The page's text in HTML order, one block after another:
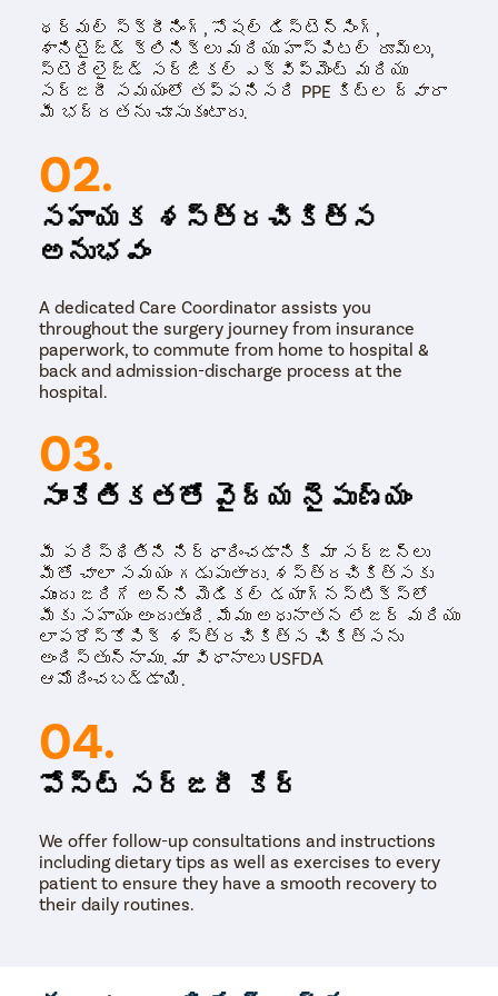
థర్మల్ స్క్రీనింగ్, సోషల్ డిస్టెన్సింగ్,
శానిటైజ్డ్ క్లినిక్‌లు మరియు హాస్పిటల్ రూమ్‌లు,
స్టెరిలైజ్డ్ సర్జికల్ ఎక్విప్‌మెంట్ మరియు
సర్జరీ సమయంలో తప్పనిసరి PPE కిట్‌ల ద్వారా
మీ భద్రతను చూసుకుంటారు.
02.
సహాయక శస్త్రచికిత్స
అనుభవం
A dedicated Care Coordinator assists you
throughout the surgery journey from insurance
paperwork, to commute from home to hospital &
back and admission-discharge process at the
hospital.
03.
సాంకేతికతతో వైద్య నైపుణ్యం
మీ పరిస్థితిని నిర్ధారించడానికి మా సర్జన్లు
మీతో చాలా సమయం గడుపుతారు. శస్త్రచికిత్సకు
ముందు జరిగే అన్ని మెడికల్ డయాగ్నస్టిక్స్‌లో
మీకు సహాయం అందుతుంది. మేము అధునాతన లేజర్ మరియు
లాపరోస్కోపిక్ శస్త్రచికిత్స చికిత్సను
అందిస్తున్నాము. మా విధానాలు USFDA
ఆమోదించబడ్డాయి.
04.
పోస్ట్ సర్జరీ కేర్
We offer follow-up consultations and instructions
including dietary tips as well as exercises to every
patient to ensure they have a smooth recovery to
their daily routines.